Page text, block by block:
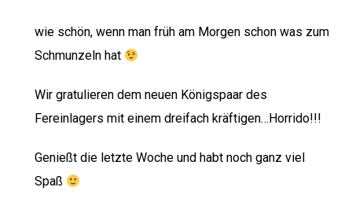
wie schön, wenn man früh am Morgen schon was zum
Schmunzeln hat
Wir gratulieren dem neuen Königspaar des
Fereinlagers mit einem dreifach kräftigen…Horrido!!!
Genießt die letzte Woche und habt noch ganz viel
Spaß